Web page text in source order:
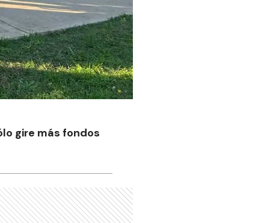
gire más fondos